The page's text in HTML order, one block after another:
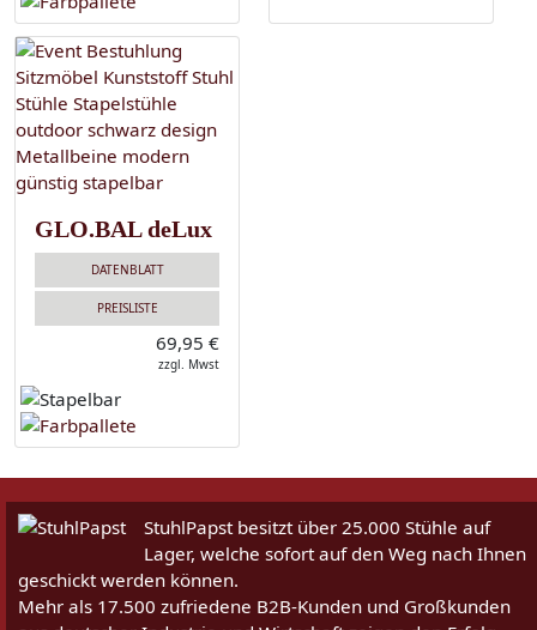
GLO.BAL deLux
DATENBLATT
PREISLISTE
69,95 €
zzgl. Mwst
StuhlPapst besitzt über 25.000 Stühle auf
Lager, welche sofort auf den Weg nach Ihnen
geschickt werden können.
Mehr als 17.500 zufriedene B2B-Kunden und Großkunden